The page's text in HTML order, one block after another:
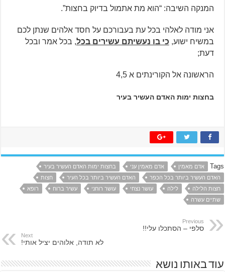
המנקה השיבה: “הוא מת אתמול בדיוק בחצות”.
אני מודה לאלהי בכל עת בעבורכם על חסד אלהים שנתן לכם
במשיח ישוע, כי בו נעשיתם עשירים בכל, בכל אמר ובכל
דעת;
הראשונה אל הקורינתים א 4,5
בחצות ימות האדם העשיר בעיר
Tags אדם מאמין אדם מאמין עני
בחצות ימות האדם העשיר בעיר
האדם העשיר ביותר בכל הכפר
האדם העשיר ביותר בכל העיר
חצות
חצות הלילה
לילה עושר נצחי עושר רוחני עשיר ברוח
רופא
שתיים עשרה
Previous
סלפי – הסתכלו עלי!!
Next
לא תודה, אלוהים יציל אותי!
עוד באותו נושא